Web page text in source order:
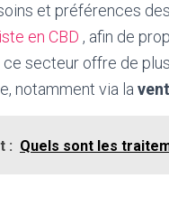
et préférences des
en CBD , afin de
ce secteur offre de
notamment via la
: Quels sont les